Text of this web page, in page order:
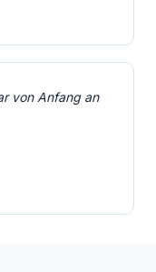
von Anfang an